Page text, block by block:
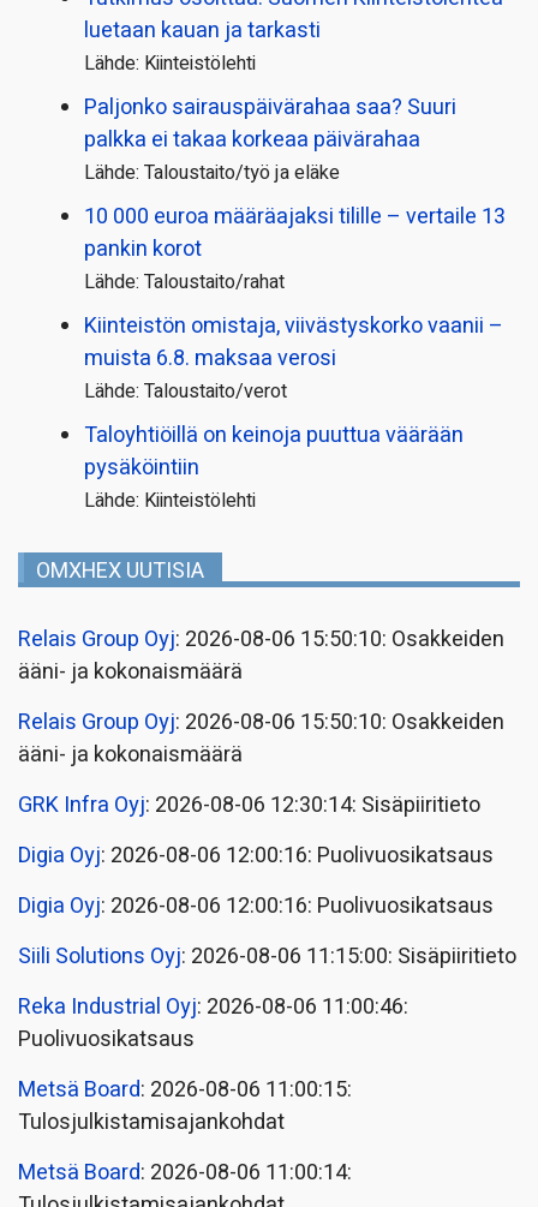
luetaan kauan ja tarkasti
Lähde: Kiinteistölehti
Paljonko sairauspäivä­rahaa saa? Suuri
palkka ei takaa korkeaa päivärahaa
Lähde: Taloustaito/työ ja eläke
10 000 euroa määräajaksi tilille – vertaile 13
pankin korot
Lähde: Taloustaito/rahat
Kiinteistön omistaja, viivästyskorko vaanii –
muista 6.8. maksaa verosi
Lähde: Taloustaito/verot
Taloyhtiöillä on keinoja puuttua väärään
pysäköintiin
Lähde: Kiinteistölehti
OMXHEX UUTISIA
Relais Group Oyj: 2026-08-06 15:50:10: Osakkeiden
ääni- ja kokonaismäärä
Relais Group Oyj: 2026-08-06 15:50:10: Osakkeiden
ääni- ja kokonaismäärä
GRK Infra Oyj: 2026-08-06 12:30:14: Sisäpiiritieto
Digia Oyj: 2026-08-06 12:00:16: Puolivuosikatsaus
Digia Oyj: 2026-08-06 12:00:16: Puolivuosikatsaus
Siili Solutions Oyj: 2026-08-06 11:15:00: Sisäpiiritieto
Reka Industrial Oyj: 2026-08-06 11:00:46:
Puolivuosikatsaus
Metsä Board: 2026-08-06 11:00:15:
Tulosjulkistamisajankohdat
Metsä Board: 2026-08-06 11:00:14: